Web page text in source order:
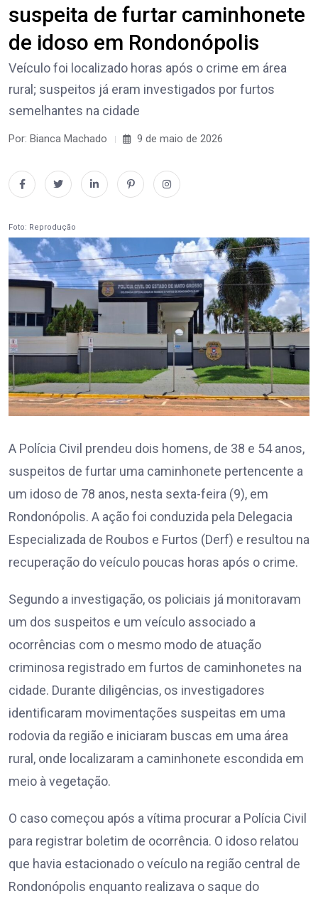
suspeita de furtar caminhonete
de idoso em Rondonópolis
Veículo foi localizado horas após o crime em área
rural; suspeitos já eram investigados por furtos
semelhantes na cidade
Por: Bianca Machado 9 de maio de 2026
Foto: Reprodução
A Polícia Civil prendeu dois homens, de 38 e 54 anos,
suspeitos de furtar uma caminhonete pertencente a
um idoso de 78 anos, nesta sexta-feira (9), em
Rondonópolis. A ação foi conduzida pela Delegacia
Especializada de Roubos e Furtos (Derf) e resultou na
recuperação do veículo poucas horas após o crime.
Segundo a investigação, os policiais já monitoravam
um dos suspeitos e um veículo associado a
ocorrências com o mesmo modo de atuação
criminosa registrado em furtos de caminhonetes na
cidade. Durante diligências, os investigadores
identificaram movimentações suspeitas em uma
rodovia da região e iniciaram buscas em uma área
rural, onde localizaram a caminhonete escondida em
meio à vegetação.
O caso começou após a vítima procurar a Polícia Civil
para registrar boletim de ocorrência. O idoso relatou
que havia estacionado o veículo na região central de
Rondonópolis enquanto realizava o saque do